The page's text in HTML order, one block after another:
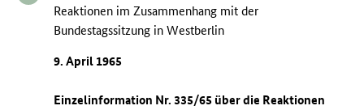
Reaktionen im Zusammenhang mit der
Bundestagssitzung in Westberlin
9. April 1965
Einzelinformation Nr. 335/65 über die Reaktionen